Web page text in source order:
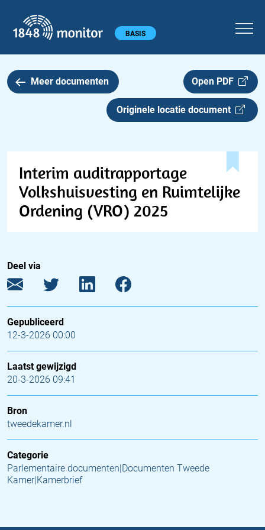
Hoofdmenu BASIS
Meer documenten Open PDF
Originele locatie document
Interim auditrapportage
Volkshuisvesting en Ruimtelijke
Ordening (VRO) 2025
Deel via
Gepubliceerd
12-3-2026 00:00
Laatst gewijzigd
20-3-2026 09:41
Bron
tweedekamer.nl
Categorie
Parlementaire documenten|Documenten Tweede
Kamer|Kamerbrief